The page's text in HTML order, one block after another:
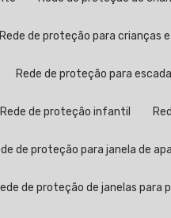
Rede de proteção para crianças
Rede de proteção para
Rede de proteção infantil
de proteção para janela de
Rede de proteção de janelas para